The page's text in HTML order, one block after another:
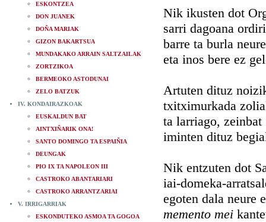
ESKONTZEA
DON JUANEK
DOÑA MARIAK
GIZON BAKARTSUA
MUNDAKAKO ARRAIN SALTZAILAK
ZORTZIKOA
BERMEOKO ASTODUNAI
ZELO BATZUK
IV. KONDAIRAZKOAK
EUSKALDUN BAT
AINTXIÑARIK ONA!
SANTO DOMINGO TA ESPAIÑIA
DEUNGAK
PIO IX TA NAPOLEON III
CASTROKO ABANTARIARI
CASTROKO ARRANTZARIAI
V. IRRIGARRIAK
ESKONDUTEKO ASMOA TA GOGOA
Nik ikusten dot
sarri dagoana
barre ta burla
eta inos bere ez
Artuten dituz
txitximurkada
ta larriago, zeinbat
iminten dituz
Nik entzuten dot
iai-domeka-
egoten dala neure
memento mei